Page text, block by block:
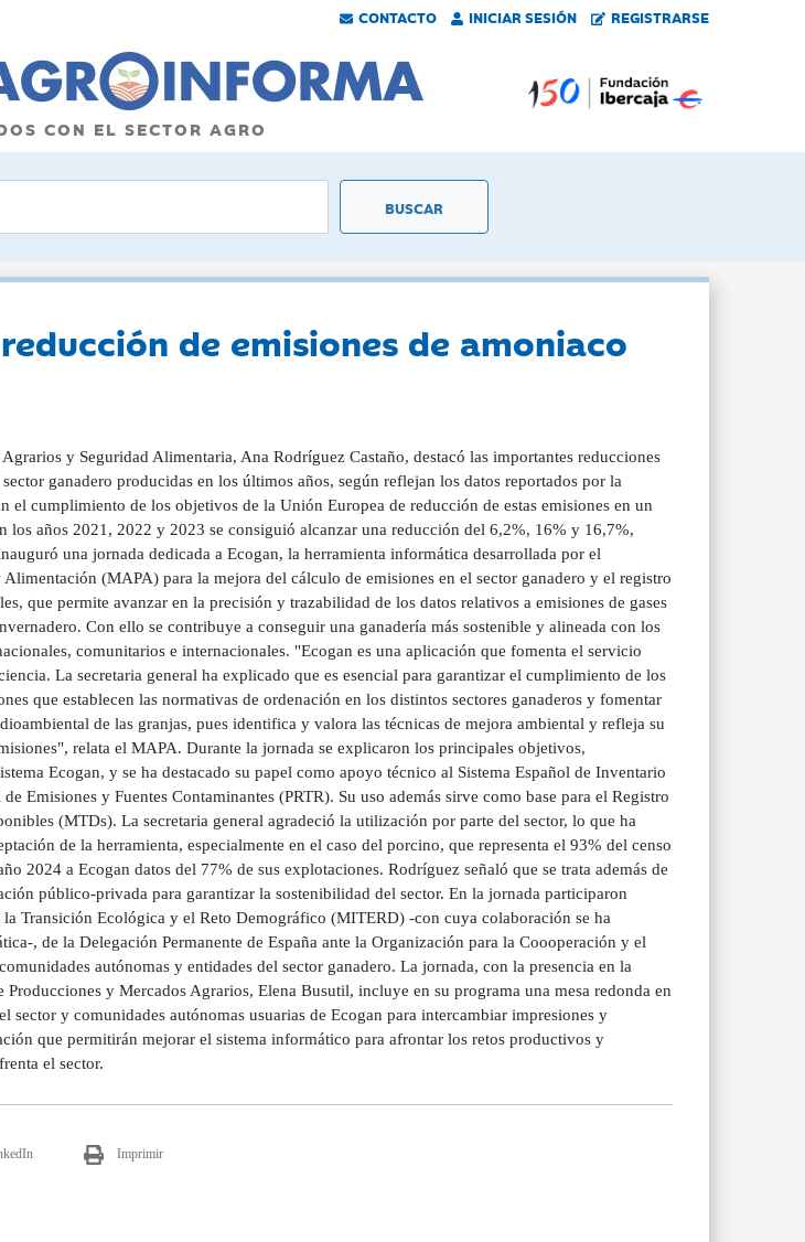
CONTACTO INICIAR SESIÓN REGISTRARSE
CON EL SECTOR AGRO
de emisiones de amoniaco
y Seguridad Alimentaria, Ana Rodríguez Castaño, destacó las importantes reducciones
ganadero producidas en los últimos años, según reflejan los datos reportados por la
el cumplimiento de los objetivos de la Unión Europea de reducción de estas emisiones en un
los años 2021, 2022 y 2023 se consiguió alcanzar una reducción del 6,2%, 16% y 16,7%,
una jornada dedicada a Ecogan, la herramienta informática desarrollada por el
(MAPA) para la mejora del cálculo de emisiones en el sector ganadero y el registro
que permite avanzar en la precisión y trazabilidad de los datos relativos a emisiones de gases
Con ello se contribuye a conseguir una ganadería más sostenible y alineada con los
comunitarios e internacionales. "Ecogan es una aplicación que fomenta el servicio
La secretaria general ha explicado que es esencial para garantizar el cumplimiento de los
que establecen las normativas de ordenación en los distintos sectores ganaderos y fomentar
de las granjas, pues identifica y valora las técnicas de mejora ambiental y refleja su
relata el MAPA. Durante la jornada se explicaron los principales objetivos,
Ecogan, y se ha destacado su papel como apoyo técnico al Sistema Español de Inventario
Emisiones y Fuentes Contaminantes (PRTR). Su uso además sirve como base para el Registro
(MTDs). La secretaria general agradeció la utilización por parte del sector, lo que ha
de la herramienta, especialmente en el caso del porcino, que representa el 93% del censo
2024 a Ecogan datos del 77% de sus explotaciones. Rodríguez señaló que se trata además de
público-privada para garantizar la sostenibilidad del sector. En la jornada participaron
la Transición Ecológica y el Reto Demográfico (MITERD) -con cuya colaboración se ha
, de la Delegación Permanente de España ante la Organización para la Coooperación y el
autónomas y entidades del sector ganadero. La jornada, con la presencia en la
Producciones y Mercados Agrarios, Elena Busutil, incluye en su programa una mesa redonda en
sector y comunidades autónomas usuarias de Ecogan para intercambiar impresiones y
que permitirán mejorar el sistema informático para afrontar los retos productivos y
el sector.
Imprimir